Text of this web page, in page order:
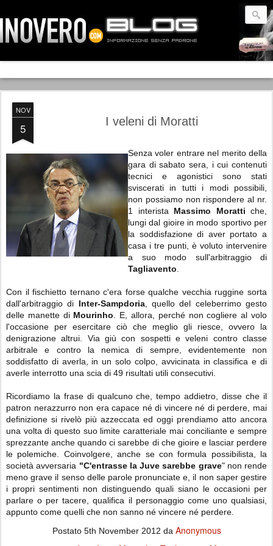
NOV
5 I veleni di Moratti
Senza voler entrare nel merito della
gara di sabato sera, i cui contenuti
tecnici e agonistici sono stati
sviscerati in tutti i modi possibili,
non possiamo non rispondere al nr.
1 interista Massimo Moratti che,
lungi dal gioire in modo sportivo per
la soddisfazione di aver portato a
casa i tre punti, è voluto intervenire
a suo modo sull'arbitraggio di
Tagliavento
Con il fischietto ternano c'era forse qualche vecchia ruggine sorta
dall'arbitraggio di Inter-Sampdoria, quello del celeberrimo gesto
delle manette di Mourinho . E, allora, perché non cogliere al volo
l'occasione per esercitare ciò che meglio gli riesce, ovvero la
denigrazione altrui. Via giù con sospetti e veleni contro classe
arbitrale e contro la nemica di sempre, evidentemente non
soddisfatto di averla, in un solo colpo, avvicinata in classifica e di
averle interrotto una scia di 49 risultati utili consecutivi.
Ricordiamo la frase di qualcuno che, tempo addietro, disse che il
patron nerazzurro non era capace né di vincere né di perdere, mai
definizione si rivelò più azzeccata ed oggi prendiamo atto ancora
una volta di questo suo limite caratteriale mai conciliante e sempre
sprezzante anche quando ci sarebbe di che gioire e lasciar perdere
le polemiche. Coinvolgere, anche se con formula possibilista, la
società avversaria "C'entrasse la Juve sarebbe grave" non rende
meno grave il senso delle parole pronunciate e, il non saper gestire
i propri sentimenti non distinguendo quali siano le occasioni per
parlare o per tacere, qualifica il personaggio come uno qualsiasi,
appunto come quelli che non sanno né vincere né perdere.
Postato 5th November 2012 da Anonymous